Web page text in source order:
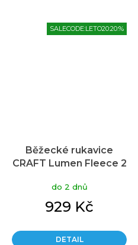
SALECODE:LETO20:20:%
Běžecké rukavice
CRAFT Lumen Fleece 2
do 2 dnů
929 Kč
DETAIL